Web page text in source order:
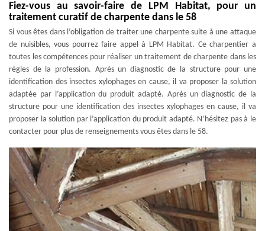
Fiez-vous au savoir-faire de LPM Habitat, pour un
traitement curatif de charpente dans le 58
Si vous êtes dans l’obligation de traiter une charpente suite à une attaque
de nuisibles, vous pourrez faire appel à LPM Habitat. Ce charpentier a
toutes les compétences pour réaliser un traitement de charpente dans les
règles de la profession. Après un diagnostic de la structure pour une
identification des insectes xylophages en cause, il va proposer la solution
adaptée par l’application du produit adapté. Après un diagnostic de la
structure pour une identification des insectes xylophages en cause, il va
proposer la solution par l’application du produit adapté. N’hésitez pas à le
contacter pour plus de renseignements vous êtes dans le 58.